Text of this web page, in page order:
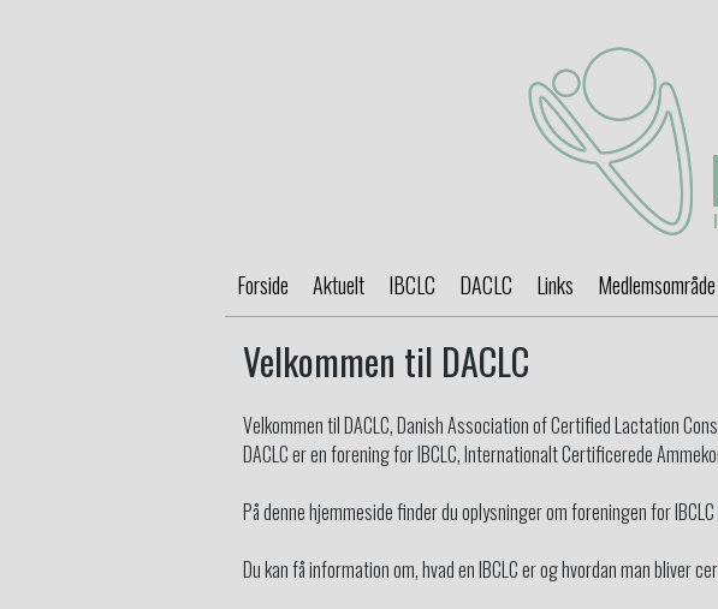
Forside Aktuelt IBCLC DACLC Links Medlemsområde
Velkommen til DACLC
Velkommen til DACLC, Danish Association of Certified Lactation
DACLC er en forening for IBCLC, Internationalt Certificerede
På denne hjemmeside finder du oplysninger om foreningen for IBCLC
Du kan få information om, hvad en IBCLC er og hvordan man bliver